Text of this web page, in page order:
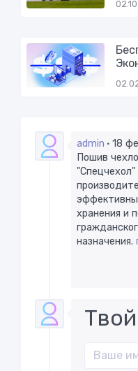
admin
18
Пошив
хранения и
назначения. ​